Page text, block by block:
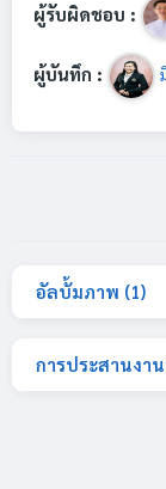
ผู้รับผิดชอบ :
ผู้บันทึก :
อัลบั้มภาพ (1)
การประสานงา